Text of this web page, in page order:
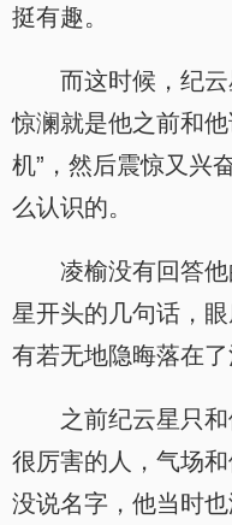
挺有趣。
而这时候，纪
惊澜就是他之前和
机”，然后震惊又兴
么认识的。
凌榆没有回答
星开头的几句话，
有若无地隐晦落在了
之前纪云星只
很厉害的人，气场
没说名字，他当时